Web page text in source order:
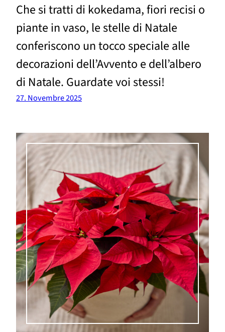
Che si tratti di kokedama, fiori recisi o
piante in vaso, le stelle di Natale
conferiscono un tocco speciale alle
decorazioni dell’Avvento e dell’albero
di Natale. Guardate voi stessi!
27. Novembre 2025